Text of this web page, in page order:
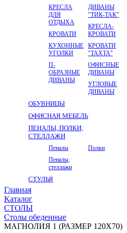
ДИВАНЫ
"ТИК-ТАК"
КРЕСЛА
ДЛЯ
ОТДЫХА
КРЕСЛА-
КРОВАТИ
КРОВАТИ
КРОВАТИ
"ТАХТА"
КУХОННЫЕ
УГОЛКИ
ОФИСНЫЕ
ДИВАНЫ
П-
ОБРАЗНЫЕ
ДИВАНЫ
УГЛОВЫЕ
ДИВАНЫ
ОБУВНИЦЫ
ОФИСНАЯ МЕБЕЛЬ
ПЕНАЛЫ, ПОЛКИ,
СТЕЛЛАЖИ
Пеналы
Полки
Пеналы,
стеллажи
СТУЛЬЯ
Главная
Kаталог
СТОЛЫ
Столы обеденные
МАГНОЛИЯ 1 (РАЗМЕР 120Х70)